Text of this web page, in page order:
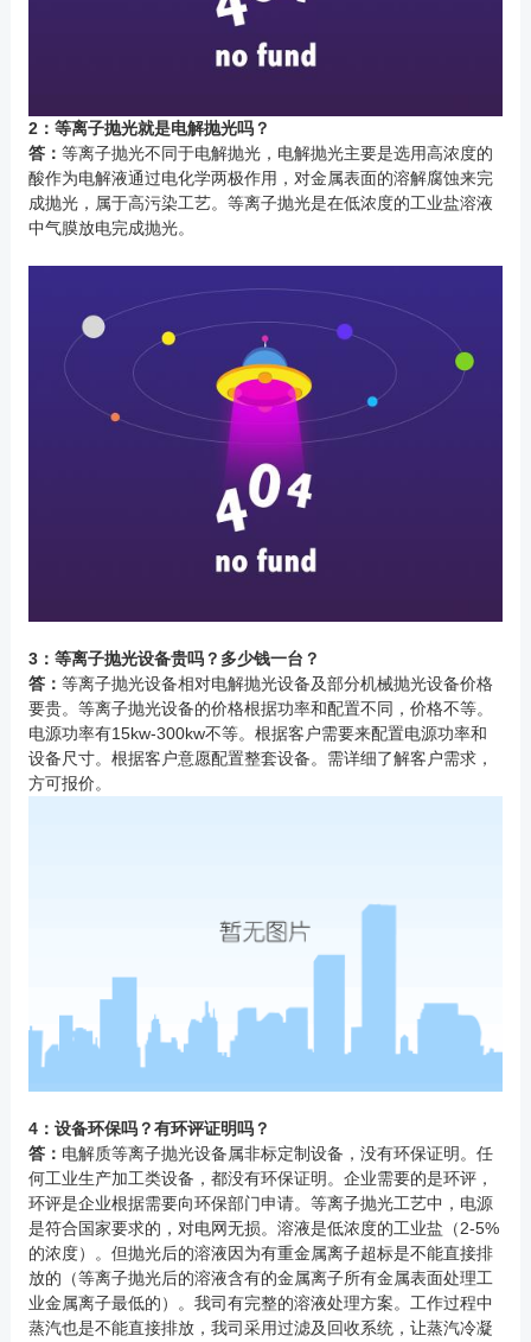
2：等离子抛光就是电解抛光吗？
答： 等离子抛光不同于电解抛光，电解抛光主要是选用高浓度的
酸作为电解液通过电化学两极作用，对金属表面的溶解腐蚀来完
成抛光，属于高污染工艺。等离子抛光是在低浓度的工业盐溶液
中气膜放电完成抛光。
3：等离子抛光设备贵吗？多少钱一台？
答： 等离子抛光设备相对电解抛光设备及部分机械抛光设备价格
要贵。等离子抛光设备的价格根据功率和配置不同，价格不等。
电源功率有15kw-300kw不等。根据客户需要来配置电源功率和
设备尺寸。根据客户意愿配置整套设备。需详细了解客户需求，
方可报价。
4：设备环保吗？有环评证明吗？
答： 电解质等离子抛光设备属非标定制设备，没有环保证明。任
何工业生产加工类设备，都没有环保证明。企业需要的是环评，
环评是企业根据需要向环保部门申请。等离子抛光工艺中，电源
是符合国家要求的，对电网无损。溶液是低浓度的工业盐（2-5%
的浓度）。但抛光后的溶液因为有重金属离子超标是不能直接排
放的（等离子抛光后的溶液含有的金属离子所有金属表面处理工
业金属离子最低的）。我司有完整的溶液处理方案。工作过程中
蒸汽也是不能直接排放，我司采用过滤及回收系统，让蒸汽冷凝